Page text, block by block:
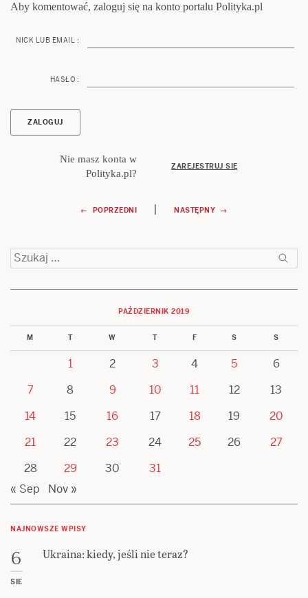
Aby komentować, zaloguj się na konto portalu Polityka.pl
NICK LUB EMAIL :
HASŁO :
Nie masz konta w
Polityka.pl?
ZAREJESTRUJ SIĘ
Nawigacja
wpisu
← POPRZEDNI | NASTĘPNY →
Szukaj:
PAŹDZIERNIK 2019
M T W T F S S
1 2 3 4 5
6
7
8 9 10 11 12
13
14
15 16 17 18 19
20
21
22 23 24 25 26
27
28
29 30
31
« Sep
Nov »
NAJNOWSZE WPISY
6
SIE
Ukraina: kiedy, jeśli nie teraz?